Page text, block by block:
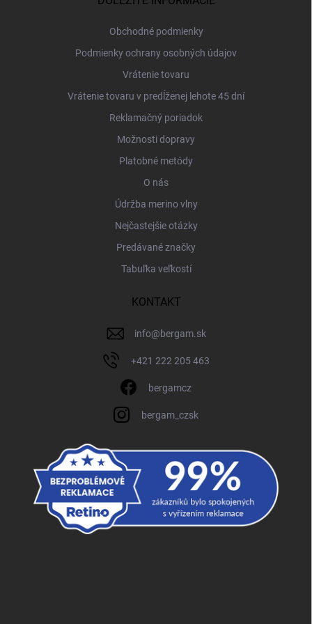
Obchodné podmienky
Podmienky ochrany osobných údajov
Vrátenie tovaru
Vrátenie tovaru v predĺženej lehote 45 dní
Reklamačný poriadok
Možnosti dopravy
Platobné metódy
O nás
Údržba merino vlny
Nejčastejšie otázky
Predávané značky
Tabuľka veľkostí
KONTAKT
info@bergam.sk
+421 222 205 463
bergamcz
bergam_czsk